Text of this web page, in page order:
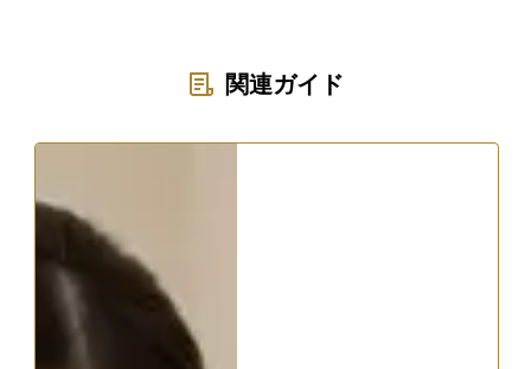
関連ガイド